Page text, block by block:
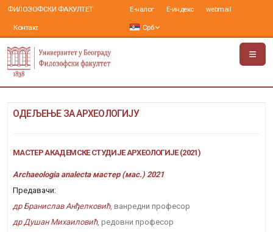
ФИЛОЗОФСКИ ФАКУЛТЕТ
Контакт
Е-налог Е-индекс webmail
Срб
ОДЕЉЕЊЕ ЗА АРХЕОЛОГИЈУ
МАСТЕР АКАДЕМСКЕ СТУДИЈЕ АРХЕОЛОГИЈЕ (2021)
Archaeologia analecta мастер (мас.) 2021
Предавачи:
др Бранислав Анђелковић, ванредни професор
др Душан Михаиловић, редовни професор